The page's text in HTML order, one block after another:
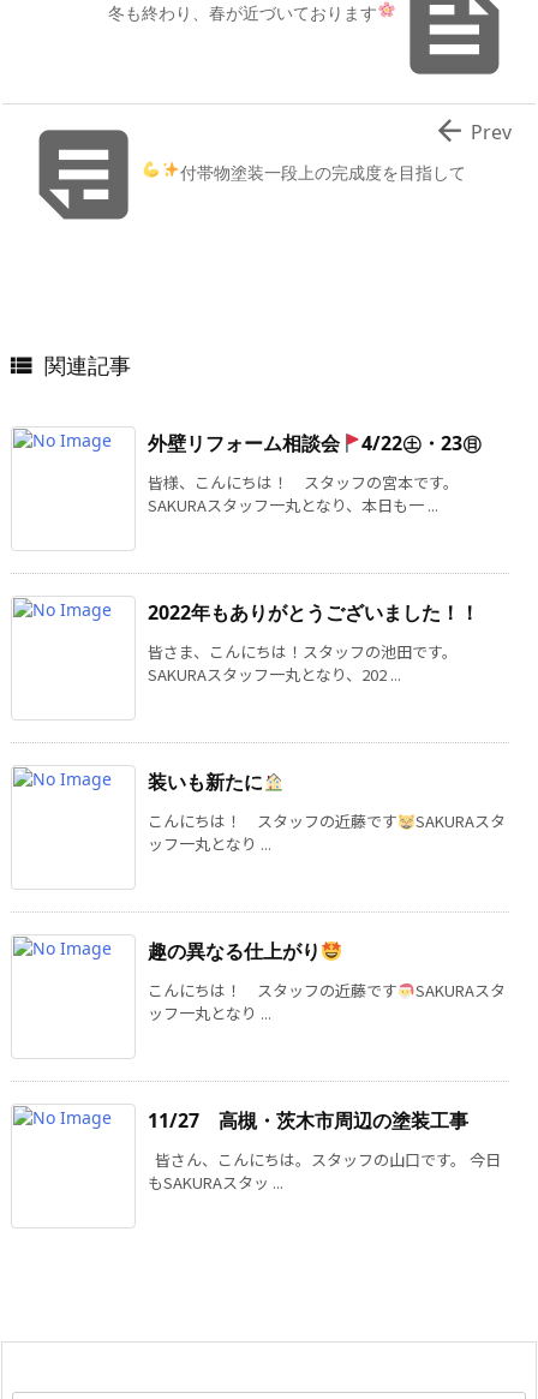

冬も終わり、春が近づいております
 付帯物塗装一段上の完成度を目指して
 Prev
 関連記事
外壁リフォーム相談会 4/22㊏・23㊐
皆様、こんにちは！ スタッフの宮本です。
SAKURAスタッフ一丸となり、本日も一 ...
2022年もありがとうございました！！
皆さま、こんにちは！スタッフの池田です。
SAKURAスタッフ一丸となり、202 ...
装いも新たに
こんにちは！ スタッフの近藤です
SAKURAスタ
ッフ一丸となり ...
趣の異なる仕上がり
こんにちは！ スタッフの近藤です
SAKURAスタ
ッフ一丸となり ...
11/27 高槻・茨木市周辺の塗装工事
皆さん、こんにちは。スタッフの山口です。 今日
もSAKURAスタッ ...